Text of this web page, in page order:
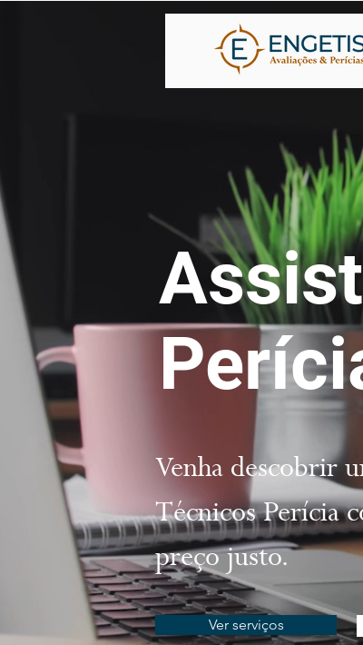
Venha descobrir
Técnicos Perícia
preço justo.
Ver serviços